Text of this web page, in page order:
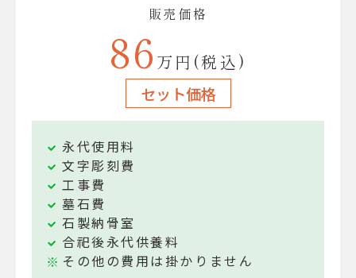
販売価格
86 万円(税込)
セット価格
永代使用料
文字彫刻費
工事費
墓石費
石製納骨室
合祀後永代供養料
その他の費用は掛かりません